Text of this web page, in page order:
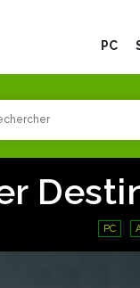
PC
PC